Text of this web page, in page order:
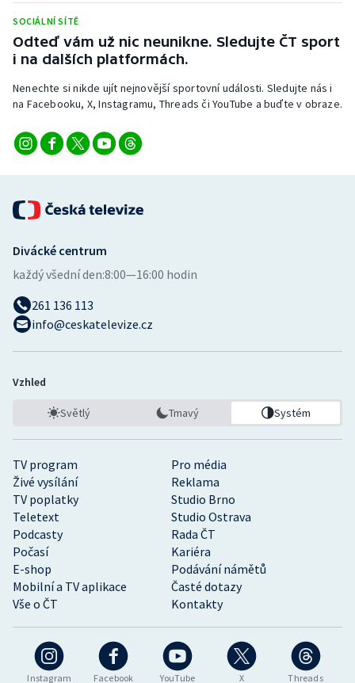
SOCIÁLNÍ SÍTĚ
Odteď vám už nic neunikne. Sledujte ČT sport
i na dalších platformách.
Nenechte si nikde ujít nejnovější sportovní události. Sledujte nás i
na Facebooku, X, Instagramu, Threads či YouTube a buďte v obraze.
Instagram Facebook YouTube X Threads
TV program
Pro média
Živé vysílání
Reklama
TV poplatky
Studio Brno
Teletext
Studio Ostrava
Podcasty
Rada ČT
Počasí
Kariéra
E-shop
Podávání námětů
Mobilní a TV aplikace
Časté dotazy
Vše o ČT
Kontakty
Divácké centrum
každý všední den:8:00—16:00 hodin
261 136 113
info@ceskatelevize.cz
Vzhled
Světlý Tmavý Systém